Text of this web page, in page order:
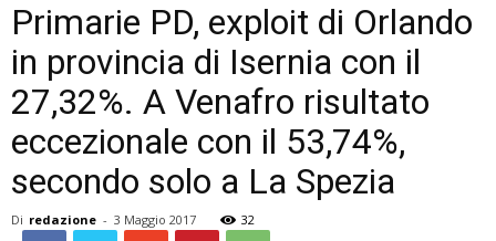
Primarie PD, exploit di Orlando
in provincia di Isernia con il
27,32%. A Venafro risultato
eccezionale con il 53,74%,
secondo solo a La Spezia
Di redazione - 3 Maggio 2017 32